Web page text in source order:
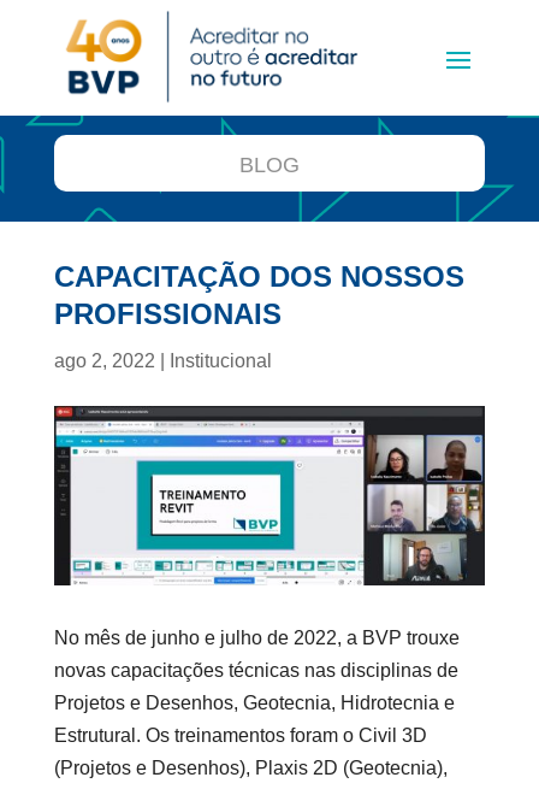
BLOG
CAPACITAÇÃO DOS NOSSOS
PROFISSIONAIS
ago 2, 2022 Institucional
No mês de junho e julho de 2022, a BVP trouxe
novas capacitações técnicas nas disciplinas de
Projetos e Desenhos, Geotecnia, Hidrotecnia e
Estrutural. Os treinamentos foram o Civil 3D
(Projetos e Desenhos), Plaxis 2D (Geotecnia),